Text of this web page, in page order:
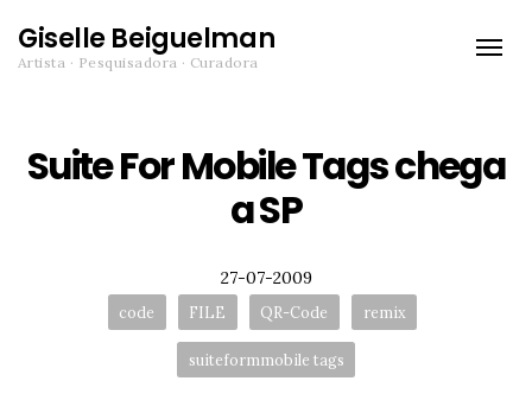
Giselle Beiguelman
Artista · Pesquisadora · Curadora
Toggle
Suite For Mobile Tags chega
a SP
Posted
27-07-2009
Tags:
code FILE QR-Code remix
suiteformmobile tags